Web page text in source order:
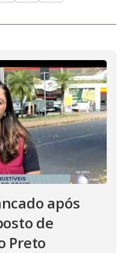
após
de
Preto